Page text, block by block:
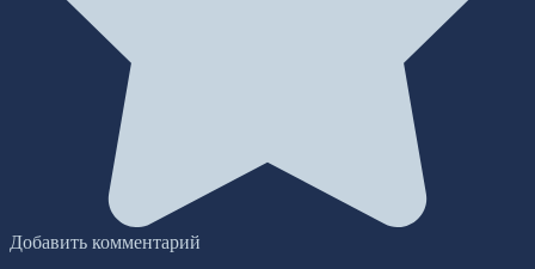
Добавить комментарий